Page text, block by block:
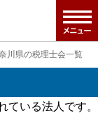
川県の税理士会一覧
ている法人です。